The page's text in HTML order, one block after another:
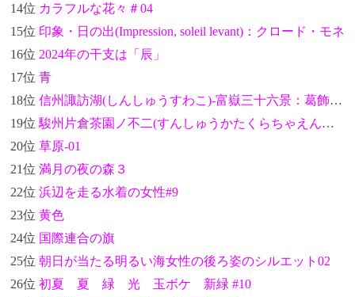
14位 カラフルな花々＃04
15位 印象・日の出(Impression, soleil levant)：クロード・モネ
16位 2024年の干支は「辰」
17位 青
18位 信州諏訪湖(しんしゅうすわこ)-富嶽三十六景：葛飾北斎
19位 駿州片倉茶園ノ不二(すんしゅうかたくらちゃえんのふじ)-富嶽三十六景：葛飾北斎
20位 草原-01
21位 満月の夜の森３
22位 浜辺を走る水着の女性#9
23位 黄色
24位 国際連合の旗
25位 朝日が当たる明るい海女性の後ろ姿のシルエット02
26位 初夏 夏 緑 光 玉ボケ 新緑 #10